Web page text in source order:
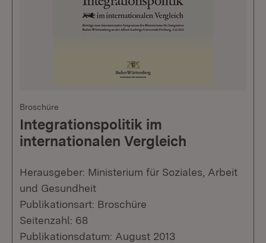
Broschüre
Integrationspolitik im
internationalen Vergleich
Herausgeber: Ministerium für Soziales, Arbeit
und Gesundheit
Publikationsart: Broschüre
Seitenzahl: 68
Publikationsdatum: August 2013